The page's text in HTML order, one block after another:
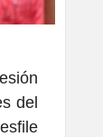
del